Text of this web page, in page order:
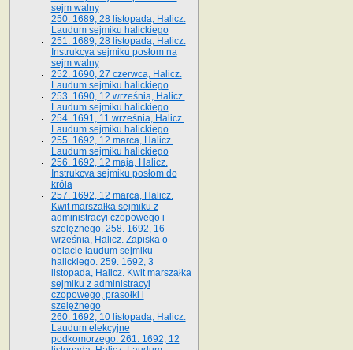
sejm walny
250. 1689, 28 listopada, Halicz.
Laudum sejmiku halickiego
251. 1689, 28 listopada, Halicz.
Instrukcya sejmiku posłom na
sejm walny
252. 1690, 27 czerwca, Halicz.
Laudum sejmiku halickiego
253. 1690, 12 września, Halicz.
Laudum sejmiku halickiego
254. 1691, 11 września, Halicz.
Laudum sejmiku halickiego
255. 1692, 12 marca, Halicz.
Laudum sejmiku halickiego
256. 1692, 12 maja, Halicz.
Instrukcya sejmiku posłom do
króla
257. 1692, 12 marca, Halicz.
Kwit marszałka sejmiku z
administracyi czopowego i
szelężnego. 258. 1692, 16
września, Halicz. Zapiska o
oblacie laudum sejmiku
halickiego. 259. 1692, 3
listopada, Halicz. Kwit marszałka
sejmiku z administracyi
czopowego, prasołki i
szelężnego
260. 1692, 10 listopada, Halicz.
Laudum elekcyjne
podkomorzego. 261. 1692, 12